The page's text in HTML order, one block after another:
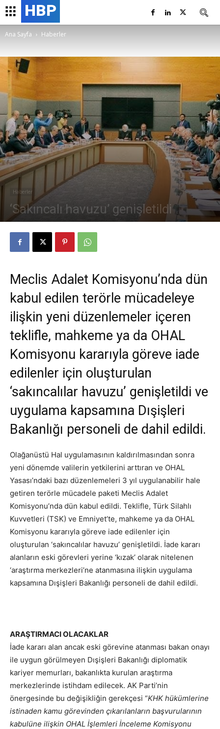
HBP
Ana Sayfa Haberler
Haberler
‘Sakıncalı havuzu’ genişletildi
Yazar Av. Mesut Can TARIM - 21 Temmuz 2018 409 0
Meclis Adalet Komisyonu’nda dün
kabul edilen terörle mücadeleye
ilişkin yeni düzenlemeler içeren
teklifle, mahkeme ya da OHAL
Komisyonu kararıyla göreve iade
edilenler için oluşturulan
‘sakıncalılar havuzu’ genişletildi ve
uygulama kapsamına Dışişleri
Bakanlığı personeli de dahil edildi.
Olağanüstü Hal uygulamasının kaldırılmasından sonra
yeni dönemde valilerin yetkilerini arttıran ve OHAL
Yasası’ndaki bazı düzenlemeleri 3 yıl uygulanabilir hale
getiren terörle mücadele paketi Meclis Adalet
Komisyonu’nda dün kabul edildi. Teklifle, Türk Silahlı
Kuvvetleri (TSK) ve Emniyet’te, mahkeme ya da OHAL
Komisyonu kararıyla göreve iade edilenler için
oluşturulan ‘sakıncalılar havuzu’ genişletildi. İade kararı
alanların eski görevleri yerine ‘kızak’ olarak nitelenen
‘araştırma merkezleri’ne atanmasına ilişkin uygulama
kapsamına Dışişleri Bakanlığı personeli de dahil edildi.
ARAŞTIRMACI OLACAKLAR
İade kararı alan ancak eski görevine atanması bakan onayı
ile uygun görülmeyen Dışişleri Bakanlığı diplomatik
kariyer memurları, bakanlıkta kurulan araştırma
merkezlerinde istihdam edilecek. AK Parti’nin
önergesinde bu değişikliğin gerekçesi “KHK hükümlerine
istinaden kamu görevinden çıkarılanların başvurularının
kabulüne ilişkin OHAL İşlemleri İnceleme Komisyonu